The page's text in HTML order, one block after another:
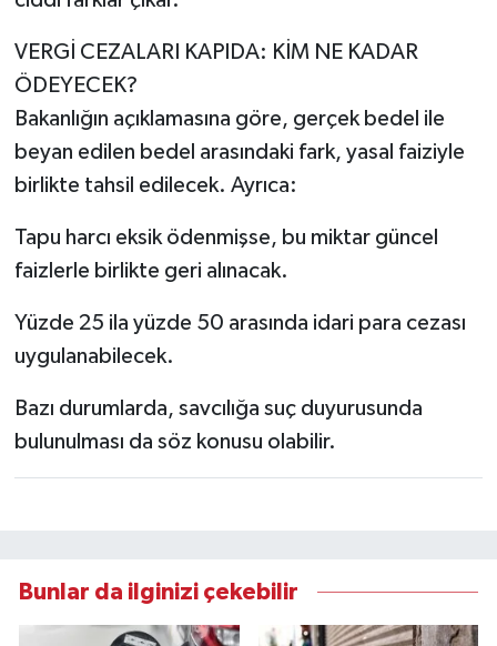
VERGİ CEZALARI KAPIDA: KİM NE KADAR
ÖDEYECEK?
Bakanlığın açıklamasına göre, gerçek bedel ile
beyan edilen bedel arasındaki fark, yasal faiziyle
birlikte tahsil edilecek. Ayrıca:
Tapu harcı eksik ödenmişse, bu miktar güncel
faizlerle birlikte geri alınacak.
Yüzde 25 ila yüzde 50 arasında idari para cezası
uygulanabilecek.
Bazı durumlarda, savcılığa suç duyurusunda
bulunulması da söz konusu olabilir.
Bunlar da ilginizi çekebilir